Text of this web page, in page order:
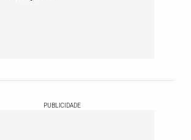
PUBLICIDADE